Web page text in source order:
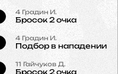
4 Градин И.
Бросок 2 очка
4Градин И.
Подбор в нападении
11 Гайчуков Д.
Бросок 2 очка